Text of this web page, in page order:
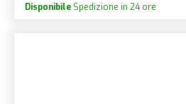
Disponibile Spedizione in 24 ore